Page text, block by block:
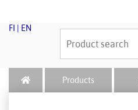
FI EN
Products